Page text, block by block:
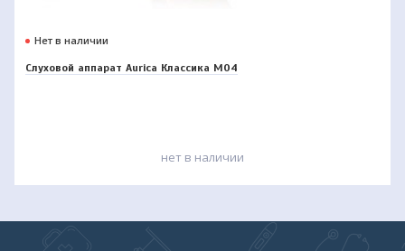
Нет в наличии
Слуховой аппарат Aurica Классика М04
нет в наличии